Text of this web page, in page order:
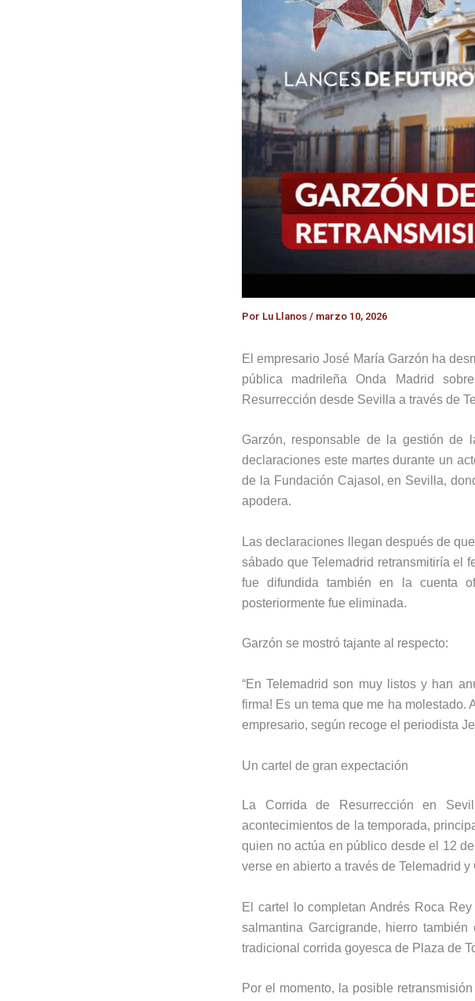
Por Lu Llanos / marzo 10, 2026
El empresarioJosé María Garzón ha
pública madrileñaOnda Madrid
Resurrección desde Sevilla a través de
Garzón, responsable de la gestión de
declaraciones este martes durante un
de la Fundación Cajasol , en Sevilla,
apodera.
Las declaraciones llegan después de
sábado que Telemadrid retransmitiría el
fue difundida también en la cuenta
posteriormente fue eliminada.
Garzón se mostró tajante al respecto:
“En Telemadrid son muy listos y han
firma! Es un tema que me ha molestado.
empresario, según recoge el periodista
Un cartel de gran expectación
La Corrida de Resurrección en
acontecimientos de la temporada,
quien no actúa en público desde el 12
verse en abierto a través de Telemadrid y
El cartel lo completan Andrés Roca Rey
salmantina Garcigrande, hierro también
tradicional corrida goyesca de Plaza de
Por el momento, la posible